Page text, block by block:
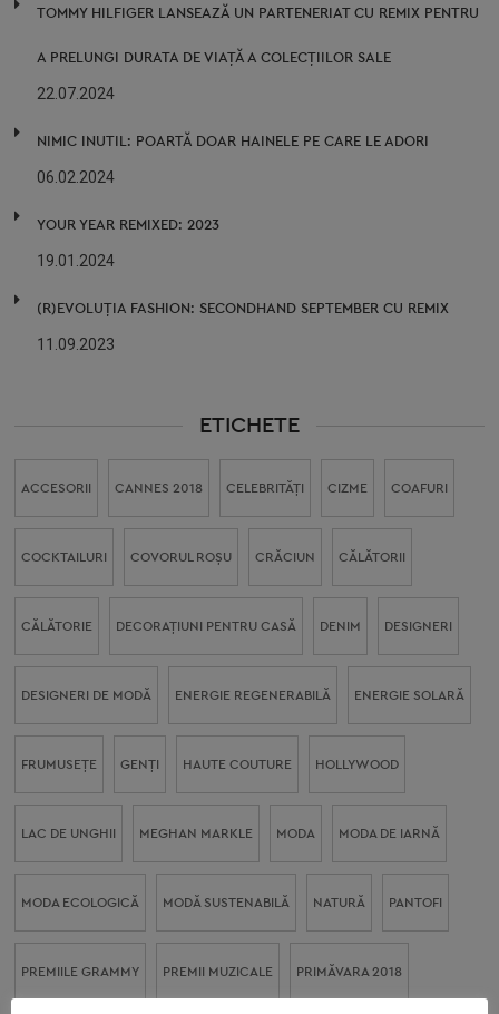
TOMMY HILFIGER LANSEAZĂ UN PARTENERIAT CU REMIX PENTRU
A PRELUNGI DURATA DE VIAȚĂ A COLECȚIILOR SALE
22.07.2024
NIMIC INUTIL: POARTĂ DOAR HAINELE PE CARE LE ADORI
06.02.2024
YOUR YEAR REMIXED: 2023
19.01.2024
(R)EVOLUȚIA FASHION: SECONDHAND SEPTEMBER CU REMIX
11.09.2023
ETICHETE
ACCESORII CANNES 2018 CELEBRITĂŢI CIZME COAFURI
COCKTAILURI COVORUL ROŞU CRĂCIUN CĂLĂTORII
CĂLĂTORIE DECORAŢIUNI PENTRU CASĂ DENIM DESIGNERI
DESIGNERI DE MODĂ ENERGIE REGENERABILĂ ENERGIE SOLARĂ
FRUMUSEȚE GENŢI HAUTE COUTURE HOLLYWOOD
LAC DE UNGHII MEGHAN MARKLE MODA MODA DE IARNĂ
MODA ECOLOGICĂ MODĂ SUSTENABILĂ NATURĂ PANTOFI
PREMIILE GRAMMY PREMII MUZICALE PRIMĂVARA 2018